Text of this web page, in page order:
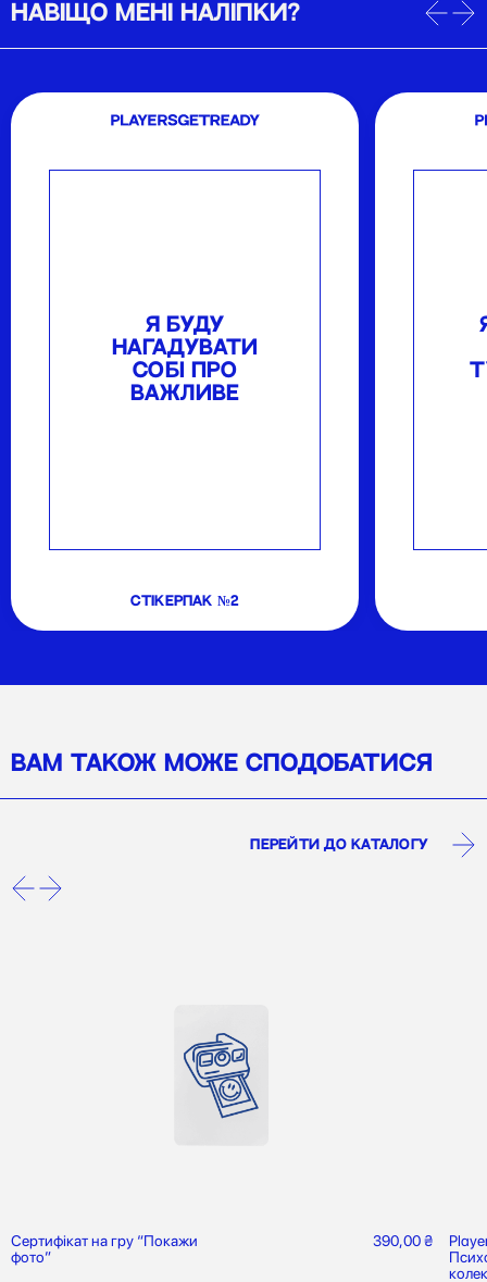
НАВІЩО МЕНІ НАЛІПКИ?
Я БУДУ
НАГАДУВАТИ
СОБІ ПРО
ВАЖЛИВЕ
СТІКЕРПАК №2
ВАМ ТАКОЖ МОЖЕ СПОДОБАТИСЯ
перейти до каталогу
Сертифікат на гру “Покажи
фото”
390,00₴